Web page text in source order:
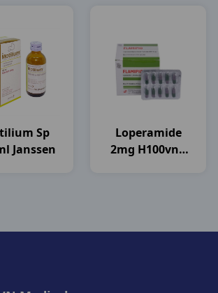
Sp
Janssen
Loperamide
2mg H100vna